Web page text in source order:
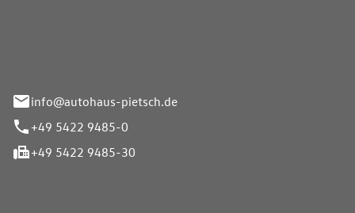
info@autohaus-pietsch.de
+49 5422 9485-0
+49 5422 9485-30